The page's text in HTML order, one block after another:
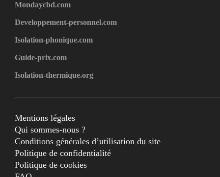
Mondaycbd.com
Developpement-personnel.com
Isolation-phonique.com
Guide-prix.com
Isolation-thermique.org
Mentions légales
Qui sommes-nous ?
Conditions générales d’utilisation du site
Politique de confidentialité
Politique de cookies